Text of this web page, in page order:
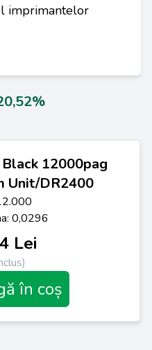
imprimantelor
12000pag
Unit/DR2400
0,0296
Lei
în coș